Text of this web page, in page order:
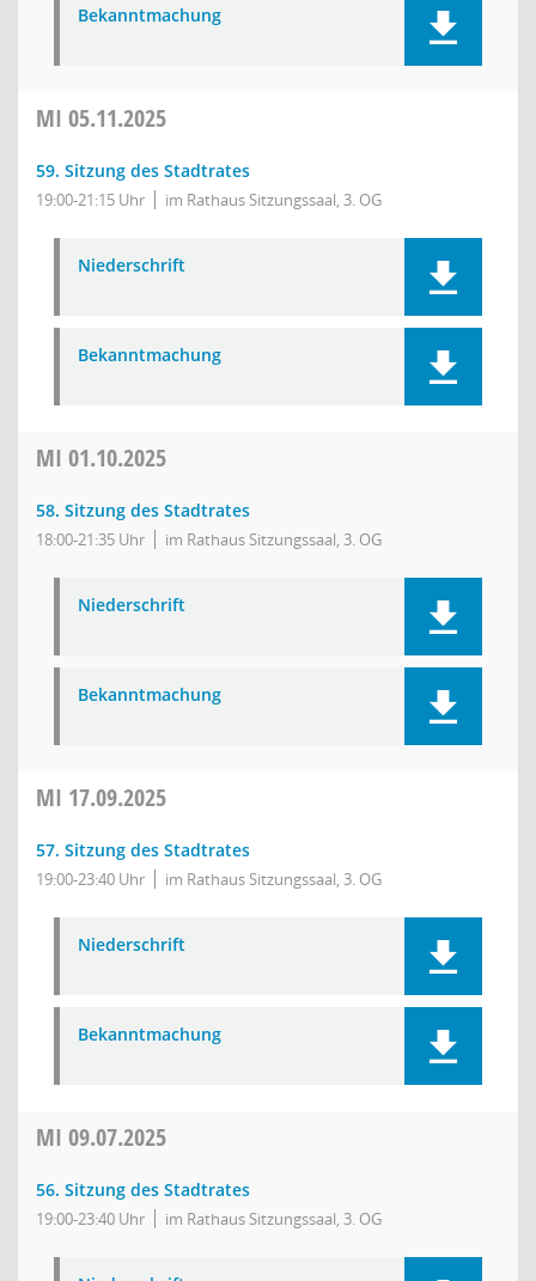
Bekanntmachung
MI 05.11.2025
59. Sitzung des Stadtrates
19:00-21:15 Uhr im Rathaus Sitzungssaal, 3. OG
Niederschrift
Bekanntmachung
MI 01.10.2025
58. Sitzung des Stadtrates
18:00-21:35 Uhr im Rathaus Sitzungssaal, 3. OG
Niederschrift
Bekanntmachung
MI 17.09.2025
57. Sitzung des Stadtrates
19:00-23:40 Uhr im Rathaus Sitzungssaal, 3. OG
Niederschrift
Bekanntmachung
MI 09.07.2025
56. Sitzung des Stadtrates
19:00-23:40 Uhr im Rathaus Sitzungssaal, 3. OG